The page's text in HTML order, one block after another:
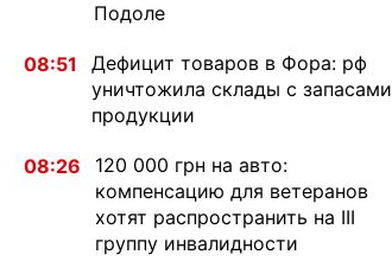
Подоле
08:51
Дефицит товаров в Фора: рф
уничтожила склады с запасами
продукции
08:26
120 000 грн на авто:
компенсацию для ветеранов
хотят распространить на III
группу инвалидности